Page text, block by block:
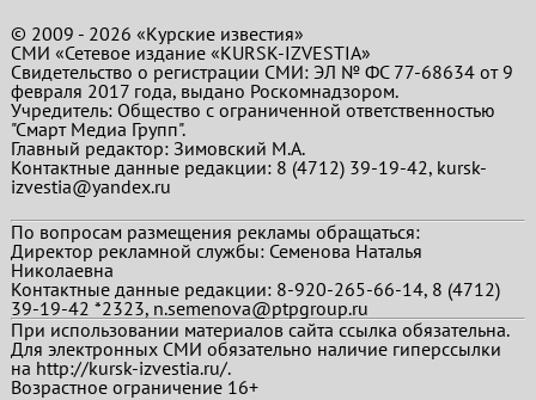
© 2009 - 2026 «Курские известия»
СМИ «Сетевое издание «KURSK-IZVESTIA»
Свидетельство о регистрации СМИ: ЭЛ № ФС 77-68634 от 9
февраля 2017 года, выдано Роскомнадзором.
Учредитель: Общество с ограниченной ответственностью
"Смарт Медиа Групп".
Главный редактор:Зимовский М.А.
Контактные данные редакции: 8 (4712) 39-19-42, kursk-
izvestia@yandex.ru
По вопросам размещения рекламы обращаться:
Директор рекламной службы: Семенова Наталья
Николаевна
Контактные данные редакции: 8-920-265-66-14, 8 (4712)
39-19-42 *2323, n.semenova@ptpgroup.ru
При использовании материалов сайта ссылка обязательна.
Для электронных СМИ обязательно наличие гиперссылки
на http://kursk-izvestia.ru/.
Возрастное ограничение 16+